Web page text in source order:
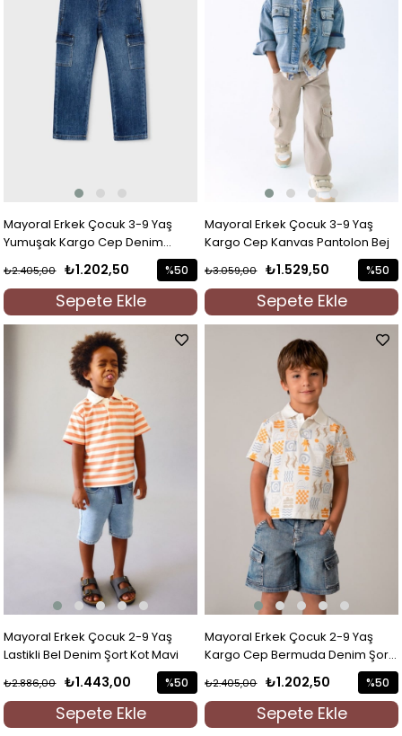
Mayoral Erkek Çocuk 3-9 Yaş
Yumuşak Kargo Cep Denim
Pantolon Lacivert
₺1.202,50
₺2.405,00
Sepete Ekle
%50
İndirim
%50İndirim
Mayoral Erkek Çocuk 3-9 Yaş
Kargo Cep Kanvas Pantolon Bej
₺1.529,50
₺3.059,00
Sepete Ekle
%50
İndirim
Mayoral Erkek Çocuk 2-9 Yaş
Lastikli Bel Denim Şort Kot Mavi
₺1.443,00
₺2.886,00
Sepete Ekle
%50
İndirim
%50İndirim
Mayoral Erkek Çocuk 2-9 Yaş
Kargo Cep Bermuda Denim Şort
₺1.202,50
₺2.405,00
Sepete Ekle
%50
İndirim